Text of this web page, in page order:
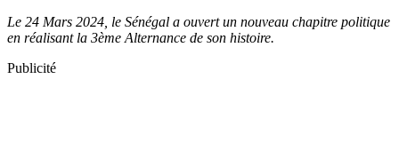
Le 24 Mars 2024, le Sénégal a ouvert un nouveau chapitre politique
en réalisant la 3ème Alternance de son histoire.
Publicité